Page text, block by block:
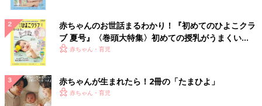
赤ちゃんのお世話まるわかり！『初めてのひよこクラ
ブ 夏号』〈巻頭大特集〉初めての授乳がうまくい
く！ おっぱい・ミルクの基本と夏のトラブル 解決テ
赤ちゃん・育児
赤ちゃんが生まれたら！2冊の「たまひよ」
赤ちゃん・育児